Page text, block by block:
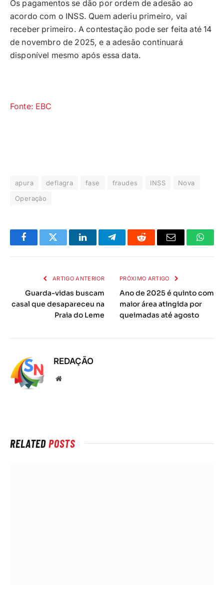
Os pagamentos se dão por ordem de adesão ao
acordo com o INSS. Quem aderiu primeiro, vai
receber primeiro. A contestação pode ser feita até 14
de novembro de 2025, e a adesão continuará
disponível mesmo após essa data.
Fonte: EBC
apura deflagra fase fraudes INSS
Nova
Operação
FacebookTwitter LinkedInTelegramaReddit
E-
ARTIGO ANTERIOR
Guarda-vidas buscam
casal que desapareceu na
Praia do Leme
PRÓXIMO ARTIGO
Ano de 2025 é quinto com
maior área atingida por
queimadas até agosto
REDAÇÃO
Local
RELATEDPOSTS